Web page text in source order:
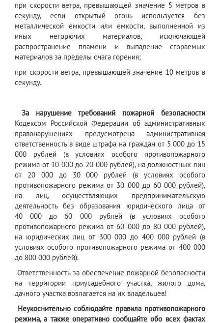
при скорости ветра, превышающей значение 5 метров в
секунду, если открытый огонь используется без
металлической емкости или емкости, выполненной из
иных негорючих материалов, исключающей
распространение пламени и выпадение сгораемых
материалов за пределы очага горения;
при скорости ветра, превышающей значение 10 метров в
секунду.
За нарушение требований пожарной безопасности
Кодексом Российской Федерации об административных
правонарушениях предусмотрена административная
ответственность в виде штрафа на граждан от 5 000 до 15
000 рублей (в условиях особого противопожарного
режима от 10 000 до 20 000 рублей), на должностных лиц
от 20 000 до 30 000 рублей (в условиях особого
противопожарного режима от 30 000 до 60 000 рублей),
на лиц, осуществляющих предпринимательскую
деятельность без образования юридического лица от
40 000 до 60 000 рублей (в условиях особого
противопожарного режима от 60 000 до 80 000 рублей),
на юридических лиц от 300 000 до 400 000 рублей (в
условиях особого противопожарного режима от 400 000
до 800 000 рублей).
Ответственность за обеспечение пожарной безопасности
на территории приусадебного участка, жилого дома,
дачного участка возлагается на их владельцев!
Неукоснительно соблюдайте правила противопожарного
режима, а также оперативно сообщайте обо всех фактах